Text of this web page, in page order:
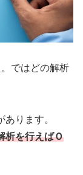
ではどの解析
ります。
析を行えばＯ